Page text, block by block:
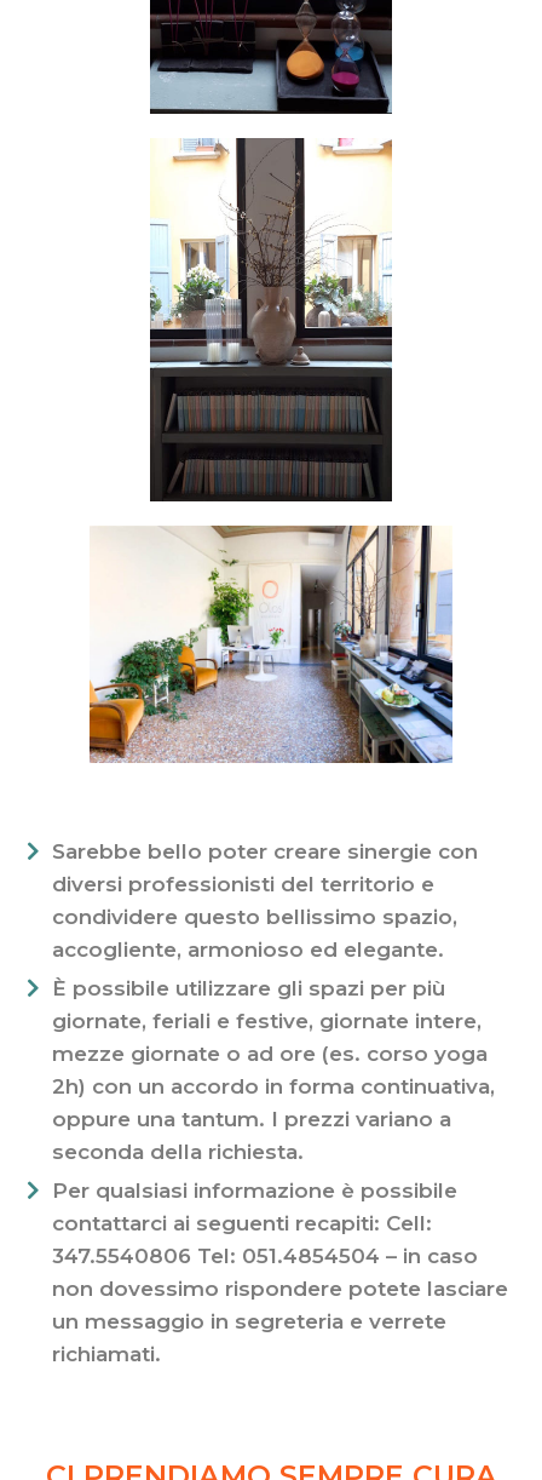
Sarebbe bello poter creare sinergie con
diversi professionisti del territorio e
condividere questo bellissimo spazio,
accogliente, armonioso ed elegante.
È possibile utilizzare gli spazi per più
giornate, feriali e festive, giornate intere,
mezze giornate o ad ore (es. corso yoga
2h) con un accordo in forma continuativa,
oppure una tantum. I prezzi variano a
seconda della richiesta.
Per qualsiasi informazione è possibile
contattarci ai seguenti recapiti: Cell:
347.5540806 Tel: 051.4854504 – in caso
non dovessimo rispondere potete lasciare
un messaggio in segreteria e verrete
richiamati.